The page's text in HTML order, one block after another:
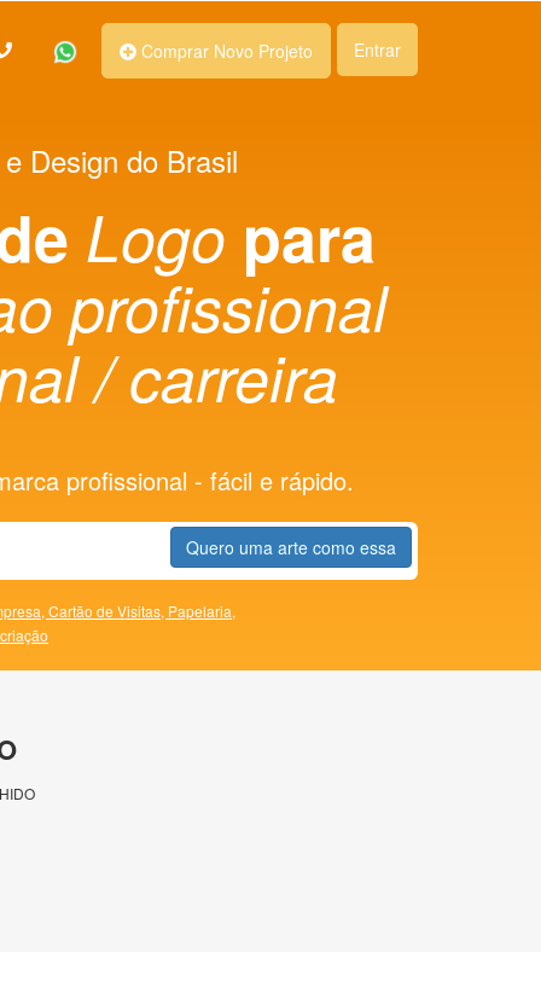
Comprar Novo Projeto Entrar
Design do Brasil
Logo para
profissional
/ carreira
profissional - fácil e rápido.
Quero uma arte como essa
Cartão de Visitas, Papelaria,